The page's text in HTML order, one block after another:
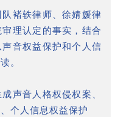
褚轶律师、徐婧媛律
理认定的事实，结合
音权益保护和个人信
。
声音人格权侵权案、
个人信息权益保护